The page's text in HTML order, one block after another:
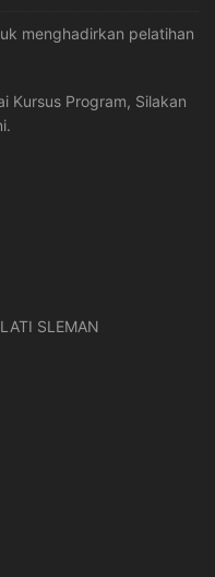
menghadirkan pelatihan
Kursus Program, Silakan
SLEMAN